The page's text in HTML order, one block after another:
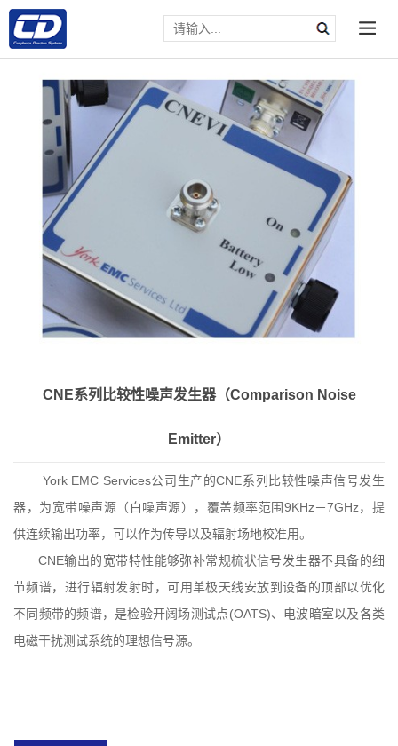
CNE系列比较性噪声发生器（Comparison Noise
Emitter）
York EMC Services公司生产的CNE系列比较性噪声信号发生
器，为宽带噪声源（白噪声源），覆盖频率范围9KHz－7GHz，提
供连续输出功率，可以作为传导以及辐射场地校准用。
CNE输出的宽带特性能够弥补常规梳状信号发生器不具备的细
节频谱，进行辐射发射时，可用单极天线安放到设备的顶部以优化
不同频带的频谱，是检验开阔场测试点(OATS)、电波暗室以及各类
电磁干扰测试系统的理想信号源。